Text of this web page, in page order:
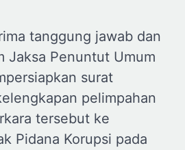
tanggung jawab dan
Jaksa Penuntut Umum
surat
pelimpahan
tersebut ke
Pidana Korupsi pada